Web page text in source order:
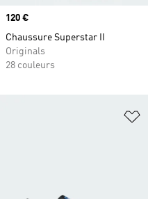
Prix
120 €
Chaussure Superstar II
Originals
28 couleurs